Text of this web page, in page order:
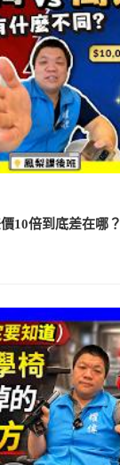
10倍到底差在哪？